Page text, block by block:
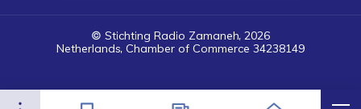
فهرست
© Stichting Radio Zamaneh, 2026
Netherlands, Chamber of Commerce 34238149